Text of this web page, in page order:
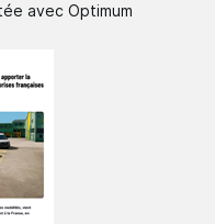
avec Optimum